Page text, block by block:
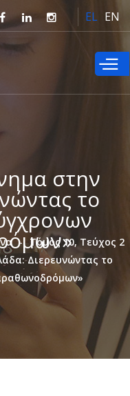
EL EN
στην
το
Τόμος 10, Τεύχος 2
Διερευνώντας το